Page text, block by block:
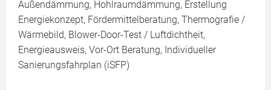
Außendämmung, Hohlraumdämmung, Erstellung
Energiekonzept, Fördermittelberatung, Thermografie /
Wärmebild, Blower-Door-Test / Luftdichtheit,
Energieausweis, Vor-Ort Beratung, Individueller
Sanierungsfahrplan (iSFP)